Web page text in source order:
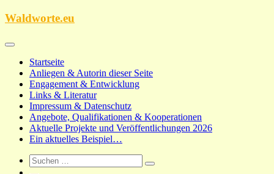
Zum
Waldworte.eu
Startseite
Anliegen & Autorin dieser Seite
Engagement & Entwicklung
Links & Literatur
Impressum & Datenschutz
Angebote, Qualifikationen & Kooperationen
Aktuelle Projekte und Veröffentlichungen 2026
Ein aktuelles Beispiel…